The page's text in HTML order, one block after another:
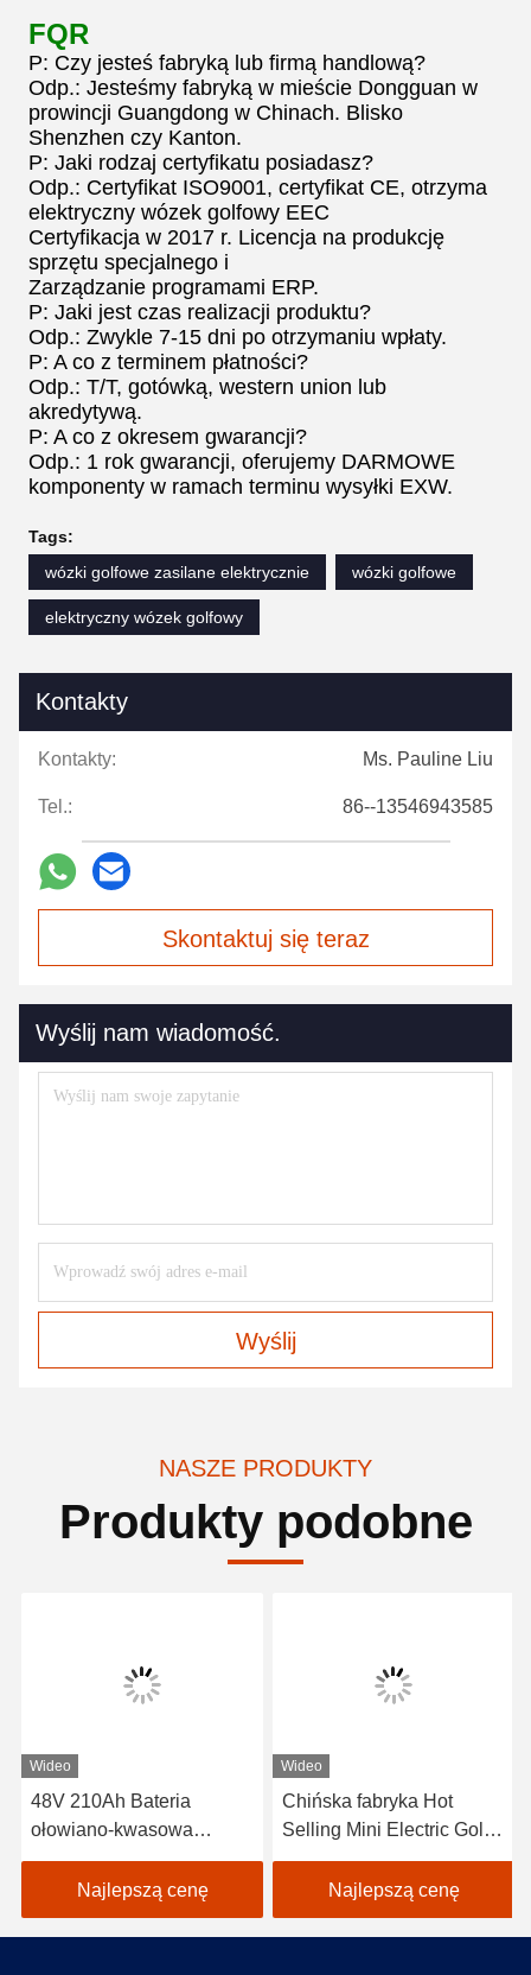
FQR
P: Czy jesteś fabryką lub firmą handlową?
Odp.: Jesteśmy fabryką w mieście Dongguan w
prowincji Guangdong w Chinach. Blisko
Shenzhen czy Kanton.
P: Jaki rodzaj certyfikatu posiadasz?
Odp.: Certyfikat ISO9001, certyfikat CE, otrzyma
elektryczny wózek golfowy EEC
Certyfikacja w 2017 r. Licencja na produkcję
sprzętu specjalnego i
Zarządzanie programami ERP.
P: Jaki jest czas realizacji produktu?
Odp.: Zwykle 7-15 dni po otrzymaniu wpłaty.
P: A co z terminem płatności?
Odp.: T/T, gotówką, western union lub
akredytywą.
P: A co z okresem gwarancji?
Odp.: 1 rok gwarancji, oferujemy DARMOWE
komponenty w ramach terminu wysyłki EXW.
Tags:
wózki golfowe zasilane elektrycznie
wózki golfowe
elektryczny wózek golfowy
Kontakty
Kontakty: Ms. Pauline Liu
Tel.: 86--13546943585
Skontaktuj się teraz
Wyślij nam wiadomość.
Wyślij
NASZE PRODUKTY
Produkty podobne
Wideo
48V 210Ah Bateria
ołowiano-kwasowa
Bateria litowa dla
samochodu golfowego
Pojazd elektryczny
Najlepszą cenę
Wideo
Chińska fabryka Hot
Selling Mini Electric Golf
Car z akumulatorem
litowym 48V 2+2 Siedzeń
Najlepszą cenę